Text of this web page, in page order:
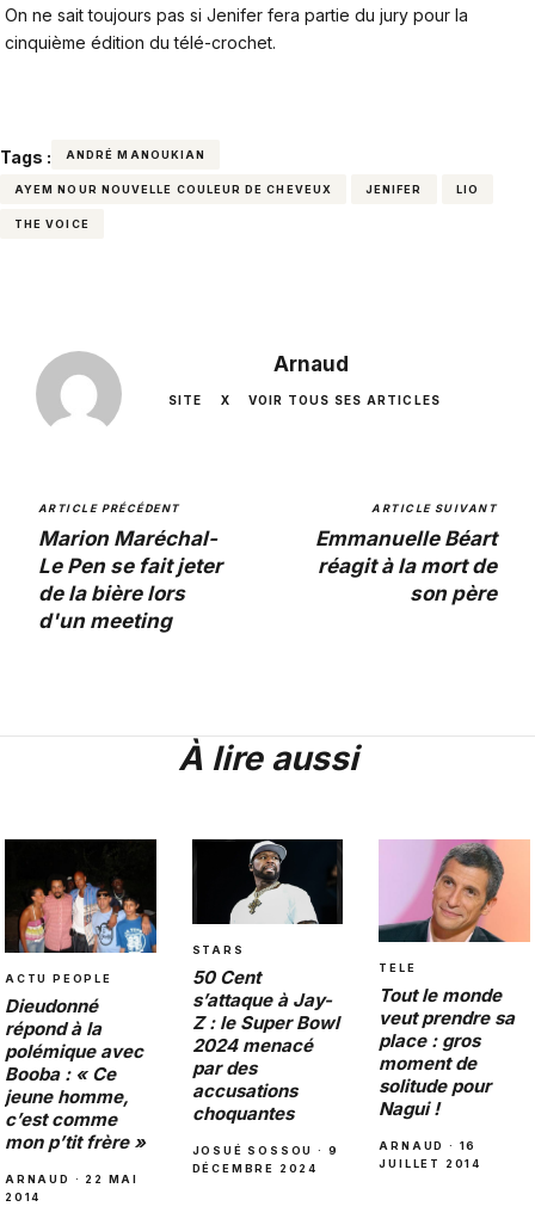
On ne sait toujours pas si Jenifer fera partie du jury pour la
cinquième édition du télé-crochet.
Tags : ANDRÉ MANOUKIAN
AYEM NOUR NOUVELLE COULEUR DE CHEVEUX JENIFER LIO
THE VOICE
Arnaud
SITE X VOIR TOUS SES ARTICLES
ARTICLE PRÉCÉDENT
Marion Maréchal-
Le Pen se fait jeter
de la bière lors
d'un meeting
ARTICLE SUIVANT
Emmanuelle Béart
réagit à la mort de
son père
À lire aussi
ACTU PEOPLE
Dieudonné
répond à la
polémique avec
Booba : « Ce
jeune homme,
c’est comme
mon p’tit frère »
ARNAUD · 22 MAI
2014
STARS
50 Cent
s’attaque à Jay-
Z : le Super Bowl
2024 menacé
par des
accusations
choquantes
JOSUÉ SOSSOU · 9
DÉCEMBRE 2024
TELE
Tout le monde
veut prendre sa
place : gros
moment de
solitude pour
Nagui !
ARNAUD · 16
JUILLET 2014